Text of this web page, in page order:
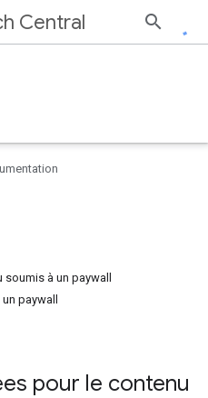
Central
à un paywall
paywall
pour le contenu